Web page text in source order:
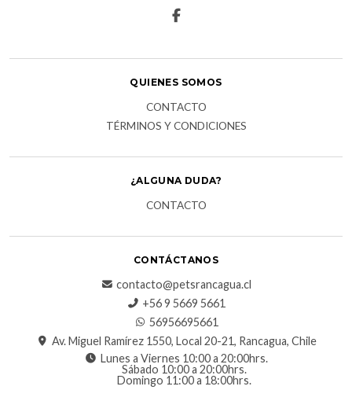
QUIENES SOMOS
CONTACTO
TÉRMINOS Y CONDICIONES
¿ALGUNA DUDA?
CONTACTO
CONTÁCTANOS
contacto@petsrancagua.cl
‪+56 9 5669 5661‬
56956695661‬
Av. Miguel Ramírez 1550, Local 20-21, Rancagua, Chile
Lunes a Viernes 10:00 a 20:00hrs.
Sábado 10:00 a 20:00hrs.
Domingo 11:00 a 18:00hrs.